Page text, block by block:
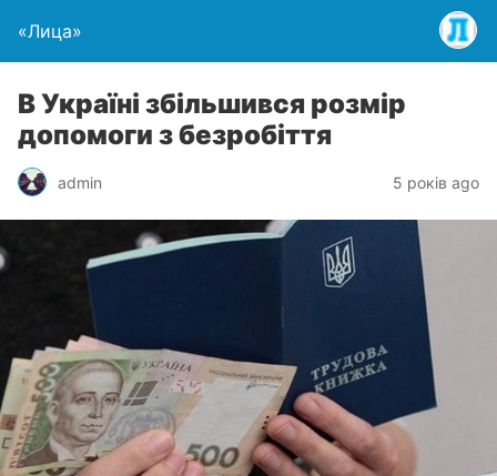
«Лица»
В Україні збільшився розмір
допомоги з безробіття
admin 5 років ago